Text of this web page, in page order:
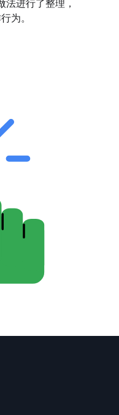
法进行了整理，
为。